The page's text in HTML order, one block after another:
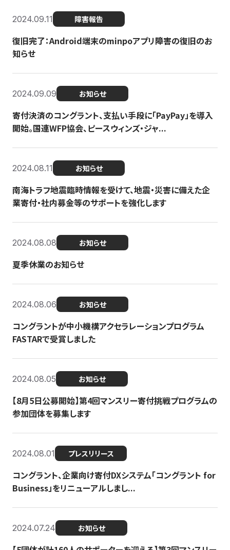
2024.09.11 障害報告
復旧完了：Android端末のminpoアプリ障害の復旧のお
知らせ
2024.09.09 お知らせ
寄付決済のコングラント、支払い手段に「PayPay」を導入
開始。国連WFP協会、ピースウィンズ・ジャ...
2024.08.11 お知らせ
南海トラフ地震臨時情報を受けて、地震・災害に備えた企
業寄付・社内募金等のサポートを強化します
2024.08.08 お知らせ
夏季休業のお知らせ
2024.08.06 お知らせ
コングラントが中小機構アクセラレーションプログラム
FASTARで受賞しました
2024.08.05 お知らせ
【8月5日公募開始】第4回マンスリー寄付挑戦プログラムの
参加団体を募集します
2024.08.01 プレスリリース
コングラント、企業向け寄付DXシステム「コングラント for
Business」をリニューアルしまし...
2024.07.24 お知らせ